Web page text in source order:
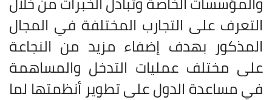
التعرف على التجارب المختلفة في المجال
المذكور بهدف إضفاء مزيد من النجاعة
على مختلف عمليات التدخل والمساهمة
في مساعدة الدول على تطوير أنظمتها لما